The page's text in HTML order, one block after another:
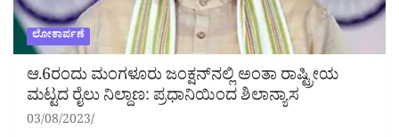
ಲೋಕಾರ್ಪಣೆ
ಆ.6ರಂದು ಮಂಗಳೂರು ಜಂಕ್ಷನ್‌ನಲ್ಲಿ ಅಂತಾ ರಾಷ್ಟ್ರೀಯ
ಮಟ್ಟದ ರೈಲು ನಿಲ್ದಾಣ: ಪ್ರಧಾನಿಯಿಂದ ಶಿಲಾನ್ಯಾಸ
03/08/2023